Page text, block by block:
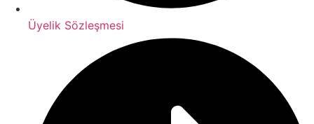
Üyelik Sözleşmesi